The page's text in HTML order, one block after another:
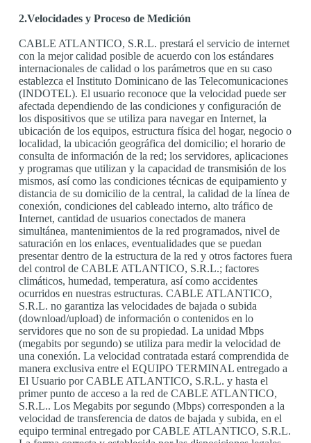
2.Velocidades y Proceso de Medición
CABLE ATLANTICO, S.R.L. prestará el servicio de internet
con la mejor calidad posible de acuerdo con los estándares
internacionales de calidad o los parámetros que en su caso
establezca el Instituto Dominicano de las Telecomunicaciones
(INDOTEL). El usuario reconoce que la velocidad puede ser
afectada dependiendo de las condiciones y configuración de
los dispositivos que se utiliza para navegar en Internet, la
ubicación de los equipos, estructura física del hogar, negocio o
localidad, la ubicación geográfica del domicilio; el horario de
consulta de información de la red; los servidores, aplicaciones
y programas que utilizan y la capacidad de transmisión de los
mismos, así como las condiciones técnicas de equipamiento y
distancia de su domicilio de la central, la calidad de la línea de
conexión, condiciones del cableado interno, alto tráfico de
Internet, cantidad de usuarios conectados de manera
simultánea, mantenimientos de la red programados, nivel de
saturación en los enlaces, eventualidades que se puedan
presentar dentro de la estructura de la red y otros factores fuera
del control de CABLE ATLANTICO, S.R.L.; factores
climáticos, humedad, temperatura, así como accidentes
ocurridos en nuestras estructuras. CABLE ATLANTICO,
S.R.L. no garantiza las velocidades de bajada o subida
(download/upload) de información o contenidos en lo
servidores que no son de su propiedad. La unidad Mbps
(megabits por segundo) se utiliza para medir la velocidad de
una conexión. La velocidad contratada estará comprendida de
manera exclusiva entre el EQUIPO TERMINAL entregado a
El Usuario por CABLE ATLANTICO, S.R.L. y hasta el
primer punto de acceso a la red de CABLE ATLANTICO,
S.R.L.. Los Megabits por segundo (Mbps) corresponden a la
velocidad de transferencia de datos de bajada y subida, en el
equipo terminal entregado por CABLE ATLANTICO, S.R.L.